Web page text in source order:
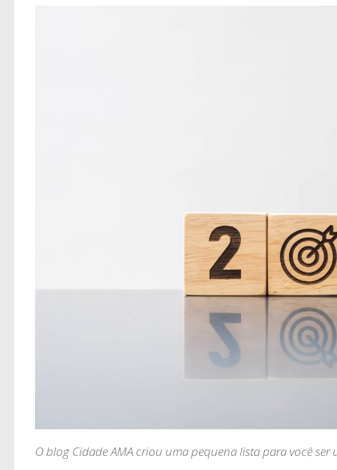
O blog Cidade AMA criou uma pequena lista para você ser